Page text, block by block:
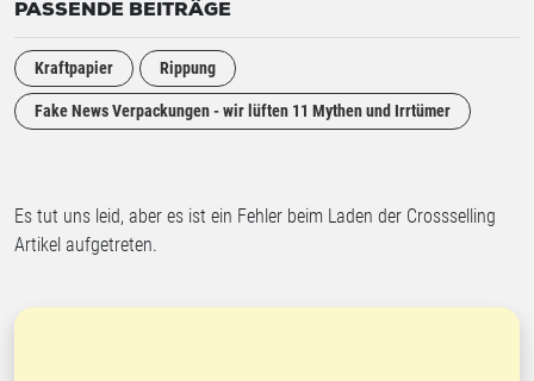
PASSENDE BEITRÄGE
Kraftpapier Rippung
Fake News Verpackungen - wir lüften 11 Mythen und Irrtümer
Es tut uns leid, aber es ist ein Fehler beim Laden der Crossselling
Artikel aufgetreten.